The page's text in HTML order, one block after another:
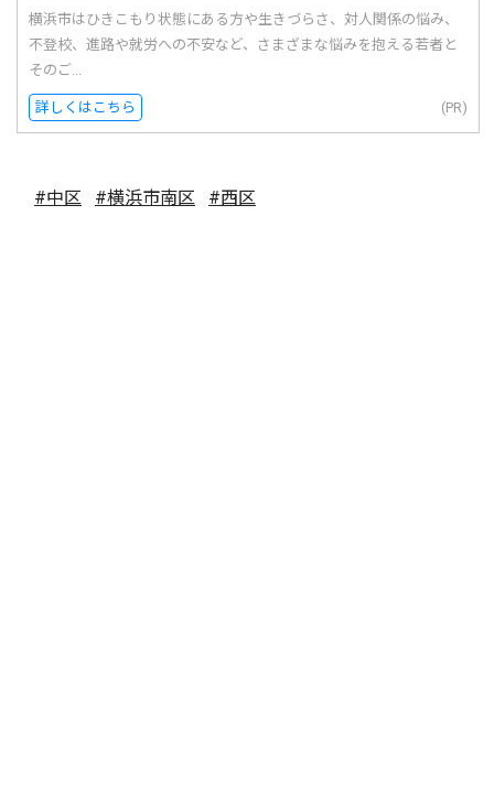
横浜市はひきこもり状態にある方や生きづらさ、対人関係の悩み、
不登校、進路や就労への不安など、さまざまな悩みを抱える若者と
そのご...
詳しくはこちら (PR)
#中区 #横浜市南区 #西区